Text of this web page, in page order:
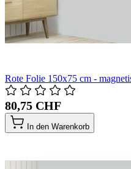
Rote Folie 150x75 cm -
80,75 CHF
In den Warenkorb